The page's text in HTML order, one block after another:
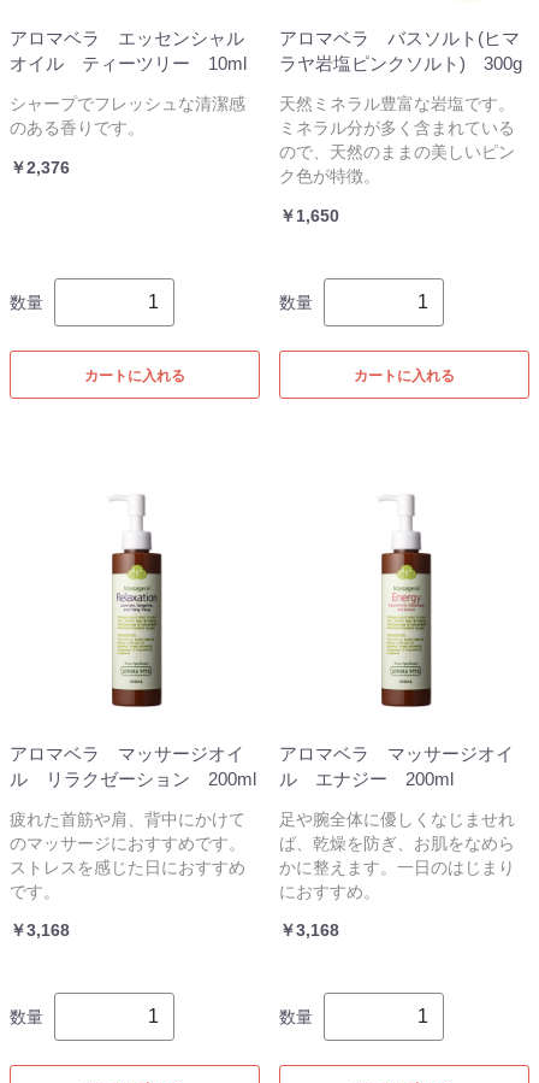
アロマベラ エッセンシャル
オイル ティーツリー 10ml
シャープでフレッシュな清潔感
のある香りです。
￥2,376
数量
カートに入れる
アロマベラ バスソルト(ヒマ
ラヤ岩塩ピンクソルト) 300g
天然ミネラル豊富な岩塩です。
ミネラル分が多く含まれている
ので、天然のままの美しいピン
ク色が特徴。
￥1,650
数量
カートに入れる
アロマベラ マッサージオイ
ル リラクゼーション 200ml
疲れた首筋や肩、背中にかけて
のマッサージにおすすめです。
ストレスを感じた日におすすめ
です。
￥3,168
数量
アロマベラ マッサージオイ
ル エナジー 200ml
足や腕全体に優しくなじませれ
ば、乾燥を防ぎ、お肌をなめら
かに整えます。一日のはじまり
におすすめ。
￥3,168
数量